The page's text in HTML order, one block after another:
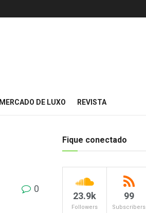
MERCADO DE LUXO REVISTA
0
Fique conectado
23.9k
Followers
99
Subscribers